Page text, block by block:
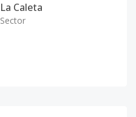
La Caleta
Sector